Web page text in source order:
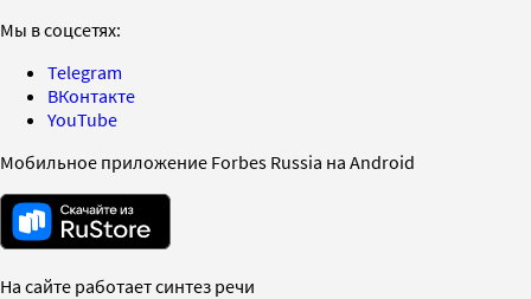
Мы в соцсетях:
Telegram
ВКонтакте
YouTube
Мобильное приложение Forbes Russia на Android
На сайте работает синтез речи